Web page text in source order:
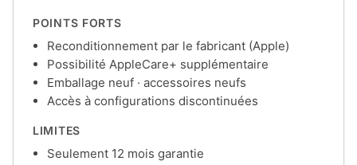
POINTS FORTS
Reconditionnement par le fabricant (Apple)
Possibilité AppleCare+ supplémentaire
Emballage neuf · accessoires neufs
Accès à configurations discontinuées
LIMITES
Seulement 12 mois garantie